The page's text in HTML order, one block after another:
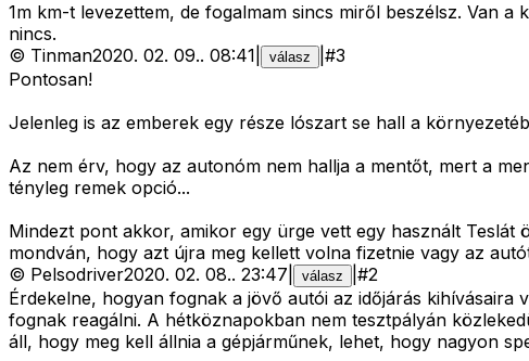
1m km-t levezettem, de fogalmam sincs miről beszélsz. Van
nincs.
© Tinman2020. 02. 09.. 08:41 válasz #3
Pontosan!
Jelenleg is az emberek egy része lószart se hall a
Az nem érv, hogy az autonóm nem hallja a mentőt, mert a
tényleg remek opció...
Mindezt pont akkor, amikor egy ürge vett egy használt
mondván, hogy azt újra meg kellett volna fizetnie vagy az
© Pelsodriver2020. 02. 08.. 23:47 válasz #2
Érdekelne, hogyan fognak a jövő autói az időjárás
fognak reagálni. A hétköznapokban nem tesztpályán
áll, hogy meg kell állnia a gépjárműnek, lehet, hogy nagyon